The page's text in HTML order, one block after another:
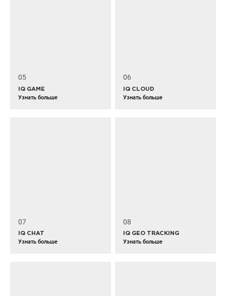
05
IQ GAME
Узнать больше
06
IQ CLOUD
Узнать больше
07
IQ CHAT
Узнать больше
08
IQ GEO TRACKING
Узнать больше